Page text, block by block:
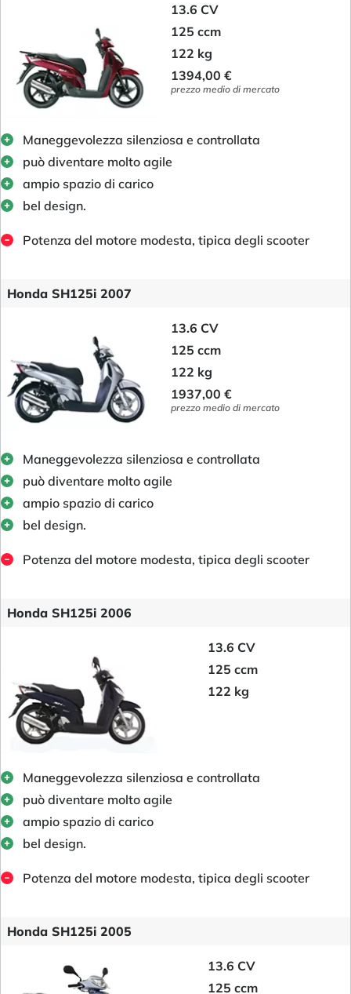
13.6 CV
125 ccm
122 kg
1394,00 €
prezzo medio di mercato
Maneggevolezza silenziosa e controllata
può diventare molto agile
ampio spazio di carico
bel design.
Potenza del motore modesta, tipica degli scooter
Honda SH125i 2007
13.6 CV
125 ccm
122 kg
1937,00 €
prezzo medio di mercato
Maneggevolezza silenziosa e controllata
può diventare molto agile
ampio spazio di carico
bel design.
Potenza del motore modesta, tipica degli scooter
Honda SH125i 2006
13.6 CV
125 ccm
122 kg
Maneggevolezza silenziosa e controllata
può diventare molto agile
ampio spazio di carico
bel design.
Potenza del motore modesta, tipica degli scooter
Honda SH125i 2005
13.6 CV
125 ccm